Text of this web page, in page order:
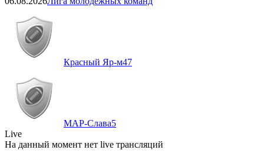
Красный Яр-м47
МАР-Слава5
Live
На данный момент нет live трансляций